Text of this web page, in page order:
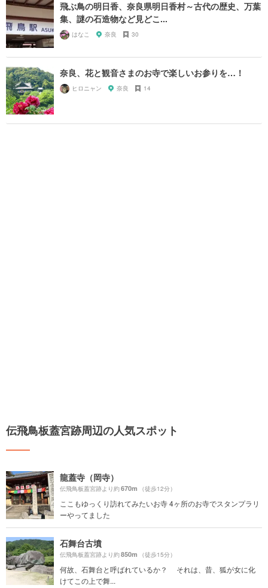
飛ぶ鳥の明日香、奈良県明日香村～古代の歴史、万葉
集、謎の石造物など見どこ...
はなこ 奈良 30
奈良、花と観音さまのお寺で楽しいお参りを…！
ヒロニャン 奈良 14
伝飛鳥板蓋宮跡周辺の人気スポット
龍蓋寺（岡寺）
伝飛鳥板蓋宮跡より約670m （徒歩12分）
ここもゆっくり訪れてみたいお寺 4ヶ所のお寺でスタンプラリ
ーやってました
石舞台古墳
伝飛鳥板蓋宮跡より約850m （徒歩15分）
何故、石舞台と呼ばれているか？ それは、昔、狐が女に化
けてこの上で舞...